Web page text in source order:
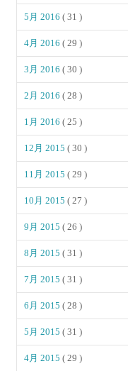
5月 2016( 31 )
4月 2016( 29 )
3月 2016( 30 )
2月 2016( 28 )
1月 2016( 25 )
12月 2015( 30 )
11月 2015( 29 )
10月 2015( 27 )
9月 2015( 26 )
8月 2015( 31 )
7月 2015( 31 )
6月 2015( 28 )
5月 2015( 31 )
4月 2015( 29 )